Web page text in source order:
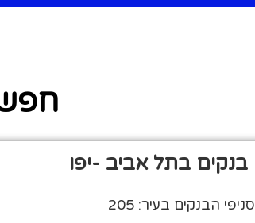
חפש
בנקים בתל אביב -יפו
הבנקים בעיר: 205